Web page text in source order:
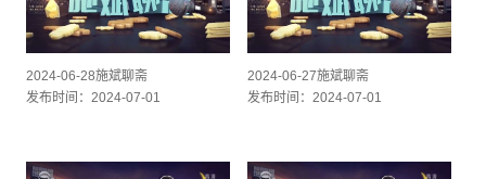
2024-06-28施斌聊斋
发布时间：2024-07-01
2024-06-27施斌聊斋
发布时间：2024-07-01